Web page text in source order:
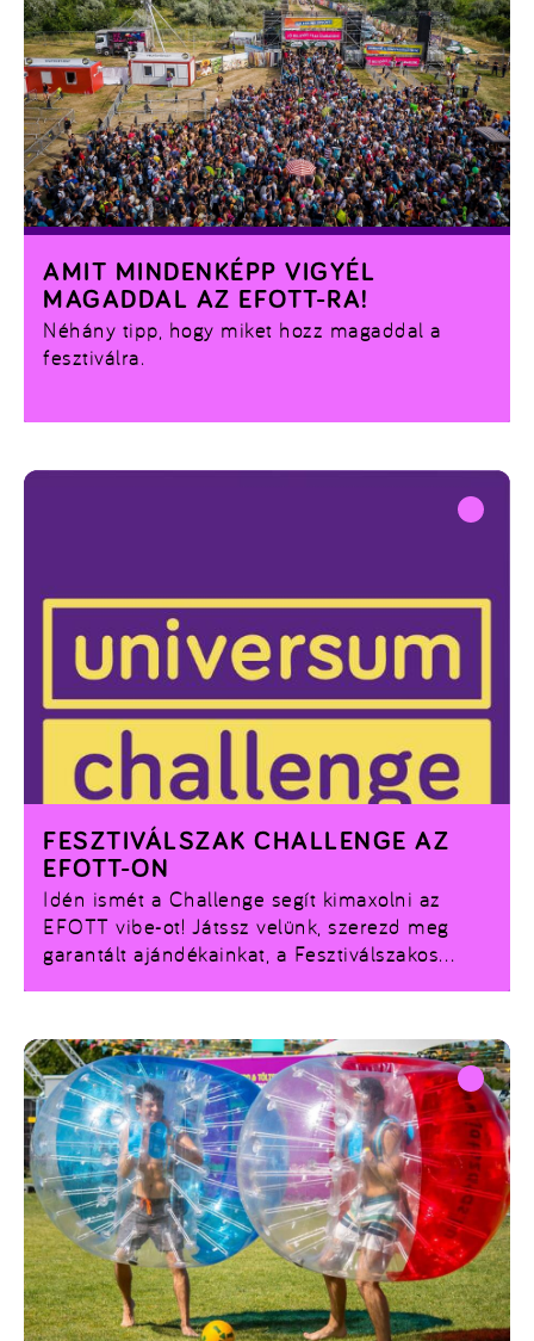
Néhány tipp, hogy miket hozz magaddal a
fesztiválra.
AMIT MINDENKÉPP VIGYÉL
MAGADDAL AZ EFOTT-RA!
Idén ismét a Challenge segít kimaxolni az
EFOTT vibe-ot! Játssz velünk, szerezd meg
garantált ajándékainkat, a Fesztiválszakos
és heti fődíjainkat!
FESZTIVÁLSZAK CHALLENGE AZ
EFOTT-ON